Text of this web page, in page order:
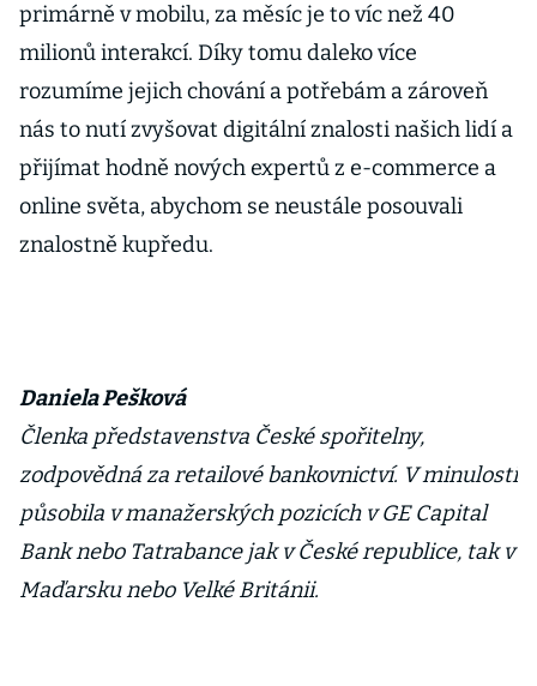
primárně v mobilu, za měsíc je to víc než 40
milionů interakcí. Díky tomu daleko více
rozumíme jejich chování a potřebám a zároveň
nás to nutí zvyšovat digitální znalosti našich lidí a
přijímat hodně nových expertů z e-commerce a
online světa, abychom se neustále posouvali
znalostně kupředu.
Daniela Pešková
Členka představenstva České spořitelny,
zodpovědná za retailové bankovnictví. V minulosti
působila v manažerských pozicích v GE Capital
Bank nebo Tatrabance jak v České republice, tak v
Maďarsku nebo Velké Británii.